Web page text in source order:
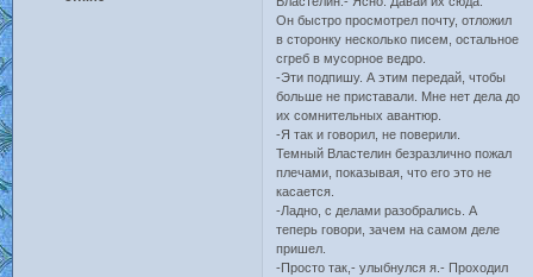
Он быстро просмотрел почту, отложил
в сторонку несколько писем, остальное
сгреб в мусорное ведро.
-Эти подпишу. А этим передай, чтобы
больше не приставали. Мне нет дела до
их сомнительных авантюр.
-Я так и говорил, не поверили.
Темный Властелин безразлично пожал
плечами, показывая, что его это не
касается.
-Ладно, с делами разобрались. А
теперь говори, зачем на самом деле
пришел.
-Просто так,- улыбнулся я.- Проходил